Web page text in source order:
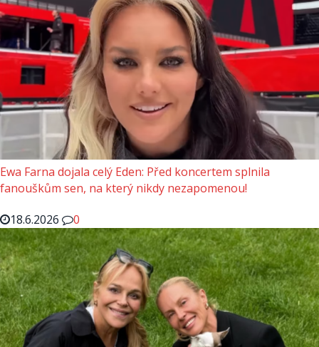
Ewa Farna dojala celý Eden: Před koncertem splnila
fanouškům sen, na který nikdy nezapomenou!
18.6.2026
0